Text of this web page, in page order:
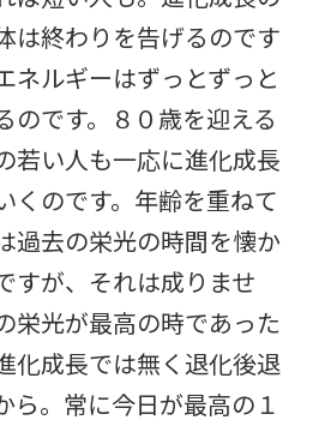
は終わりを告げるのです
ネルギーはずっとずっと
のです。８０歳を迎える
若い人も一応に進化成長
くのです。年齢を重ねて
過去の栄光の時間を懐か
すが、それは成りませ
栄光が最高の時であった
化成長では無く退化後退
ら。常に今日が最高の１